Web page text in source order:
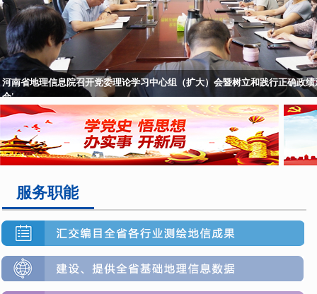
河南省地理信息院召开党委理论学习中心组（扩大）会暨树立和践行正确政
会'
服务职能